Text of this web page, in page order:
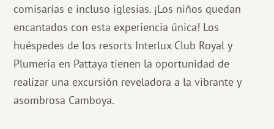
comisarías e incluso iglesias. ¡Los niños quedan
encantados con esta experiencia única! Los
huéspedes de los resorts Interlux Club Royal y
Plumeria en Pattaya tienen la oportunidad de
realizar una excursión reveladora a la vibrante y
asombrosa Camboya.